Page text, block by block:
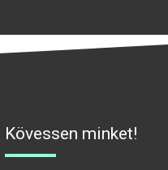
Kövessen minket!